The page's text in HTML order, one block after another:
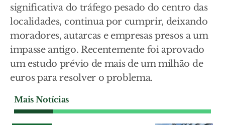
significativa do tráfego pesado do centro das
localidades, continua por cumprir, deixando
moradores, autarcas e empresas presos a um
impasse antigo. Recentemente foi aprovado
um estudo prévio de mais de um milhão de
euros para resolver o problema.
Mais Notícias